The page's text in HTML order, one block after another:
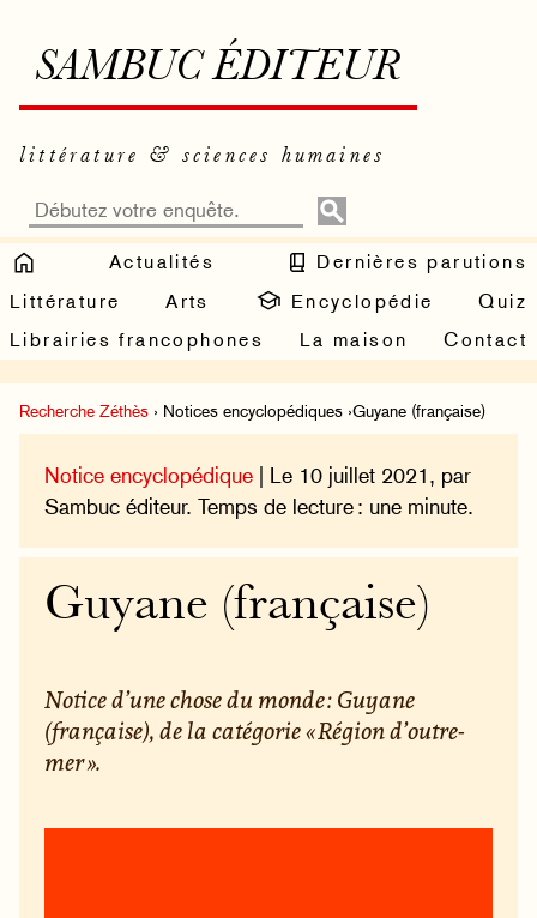
SAMBUC ÉDITEUR
littérature & sciences humaines
Actualités
Dernières parutions
Littérature
Arts Encyclopédie
Quiz
Librairies francophones
La maison Contact
Recherche Zéthès › Notices encyclopédiques ›Guyane (française)
Notice encyclopédique | Le 10 juillet 2021, par
Sambuc éditeur. Temps de lecture : une minute.
Guyane (française)
Notice d’une chose du monde : Guyane
(française), de la catégorie « Région d’outre-
mer ».